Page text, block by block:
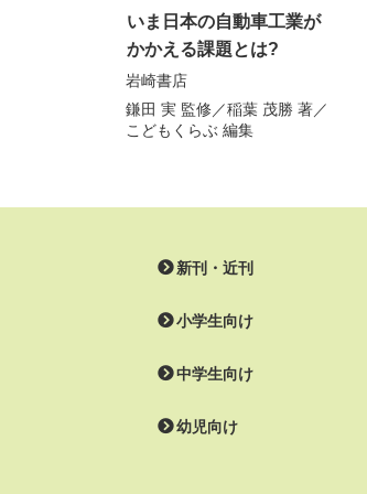
いま日本の自動車工業が
かかえる課題とは?
岩崎書店
鎌田 実 監修／稲葉 茂勝 著／
こどもくらぶ 編集
新刊・近刊
小学生向け
中学生向け
幼児向け